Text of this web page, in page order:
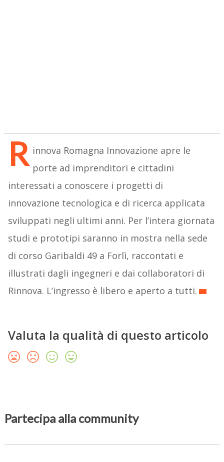
R innova Romagna Innovazione apre le
porte ad imprenditori e cittadini
interessati a conoscere i progetti di
innovazione tecnologica e di ricerca applicata
sviluppati negli ultimi anni. Per l’intera giornata
studi e prototipi saranno in mostra nella sede
di corso Garibaldi 49 a Forlì, raccontati e
illustrati dagli ingegneri e dai collaboratori di
Rinnova. L’ingresso è libero e aperto a tutti.
Valuta la qualità di questo articolo
Partecipa alla community